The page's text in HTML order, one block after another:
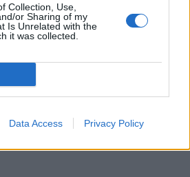
Collection, Use,
or Sharing of my
Is Unrelated with the
it was collected.
Data Access Privacy Policy